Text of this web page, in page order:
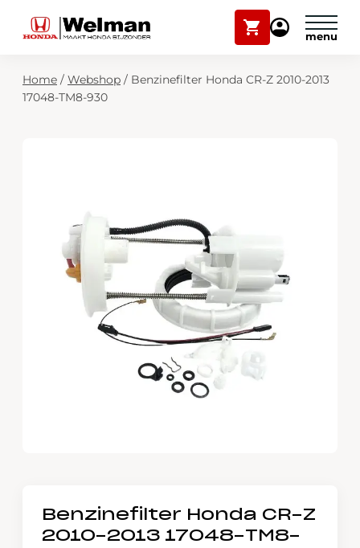
Winkelwagen
Mijn
Modellen
Webshop
Zoekfunctie
Home / Webshop / Benzinefilter Honda CR-Z 2010-2013
17048-TM8-930
Benzinefilter Honda CR-Z
2010-2013 17048-TM8-